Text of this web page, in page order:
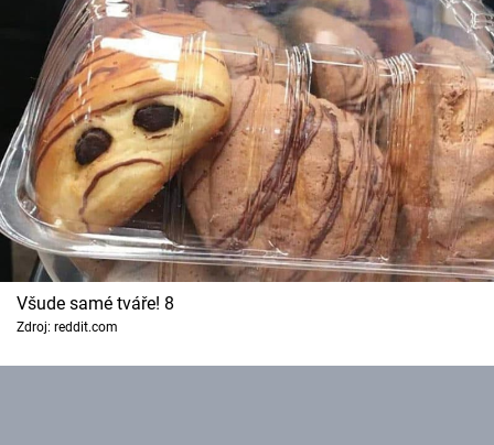
Všude samé tváře! 8
Zdroj: reddit.com